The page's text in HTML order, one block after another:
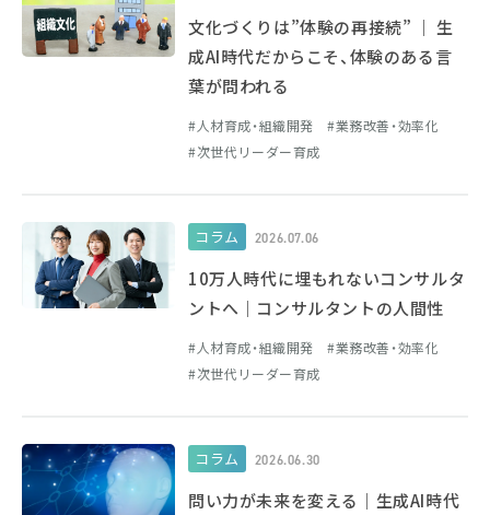
文化づくりは”体験の再接続” ｜ 生
成AI時代だからこそ、体験のある言
葉が問われる
人材育成・組織開発
業務改善・効率化
次世代リーダー育成
コラム 2026.07.06
10万人時代に埋もれないコンサルタ
ントへ｜コンサルタントの人間性
人材育成・組織開発
業務改善・効率化
次世代リーダー育成
コラム 2026.06.30
問い力が未来を変える｜生成AI時代